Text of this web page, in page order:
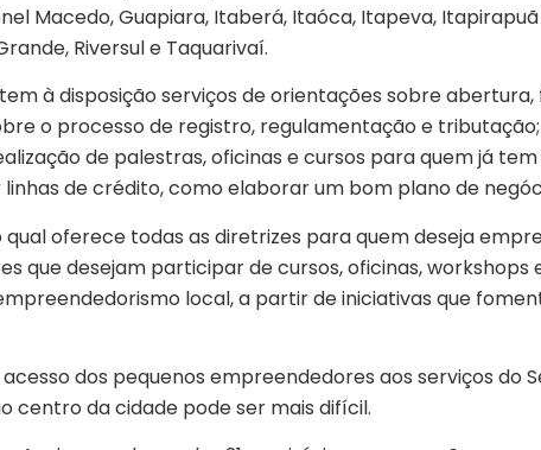
Macedo, Guapiara, Itaberá, Itaóca, Itapeva,
Riversul e Taquarivaí.
à disposição serviços de orientações sobre
o processo de registro, regulamentação e
de palestras, oficinas e cursos para quem já
de crédito, como elaborar um bom plano de
qual oferece todas as diretrizes para quem deseja
que desejam participar de cursos, oficinas, workshops
local, a partir de iniciativas que
dos pequenos empreendedores aos serviços do
centro da cidade pode ser mais difícil.